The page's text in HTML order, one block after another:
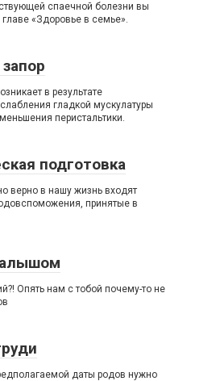
спаечной болезни вы
«Здоровье в семье».
в результате
гладкой мускулатуры
перистальтики.
подготовка
верно в нашу жизнь входят
принятые в
Опять нам с тобой почему-то не
даты родов нужно